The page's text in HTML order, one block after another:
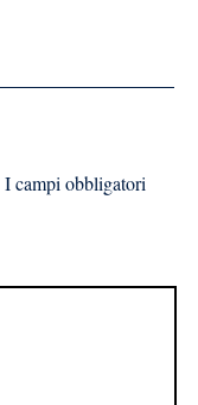
I campi obbligatori